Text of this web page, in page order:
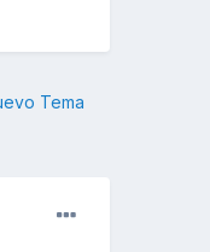
Tema